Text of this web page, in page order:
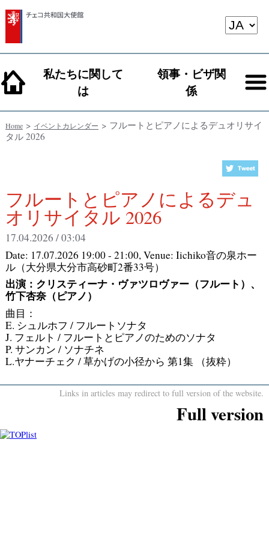
私たちに関して
は
領事・ビザ関
係
Home> イベントカレンダー > フルートとピアノによるデュオリサイ
タル 2026
フルートとピアノによるデュ
オリサイタル 2026
17.04.2026 / 03:04
Date: 17.07.2026 19:00 - 21:00, Venue: Iichiko音の泉ホー
ル（大分県大分市高砂町2番33号）
出演：クリスティーナ・ヴァツロヴァー（フルート）、
竹下杏奈（ピアノ）
曲目：
E. シュルホフ / フルートソナタ
J. フェルト / フルートとピアノのためのソナタ
P. サンカン / ソナチネ
L.ヤナーチェク / 草かげの小径から 第1集 （抜粋）
Links in articles may redirect to full version of the website.
Full version